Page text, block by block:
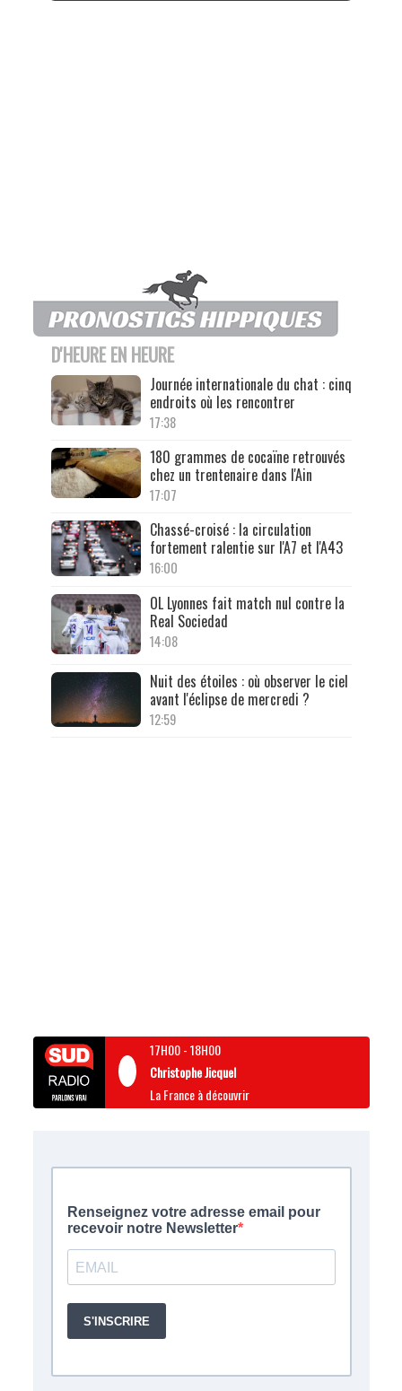
D'HEURE EN HEURE
Journée internationale du chat : cinq
endroits où les rencontrer
17:38
180 grammes de cocaïne retrouvés
chez un trentenaire dans l'Ain
17:07
Chassé-croisé : la circulation
fortement ralentie sur l'A7 et l'A43
16:00
OL Lyonnes fait match nul contre la
Real Sociedad
14:08
Nuit des étoiles : où observer le ciel
avant l'éclipse de mercredi ?
12:59
17H00-18H00
Christophe Jicquel
La France à découvrir